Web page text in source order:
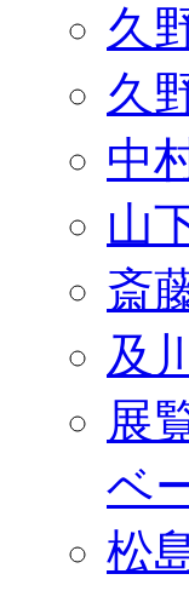
久
久
中
山
斎
及
展
ベ
松